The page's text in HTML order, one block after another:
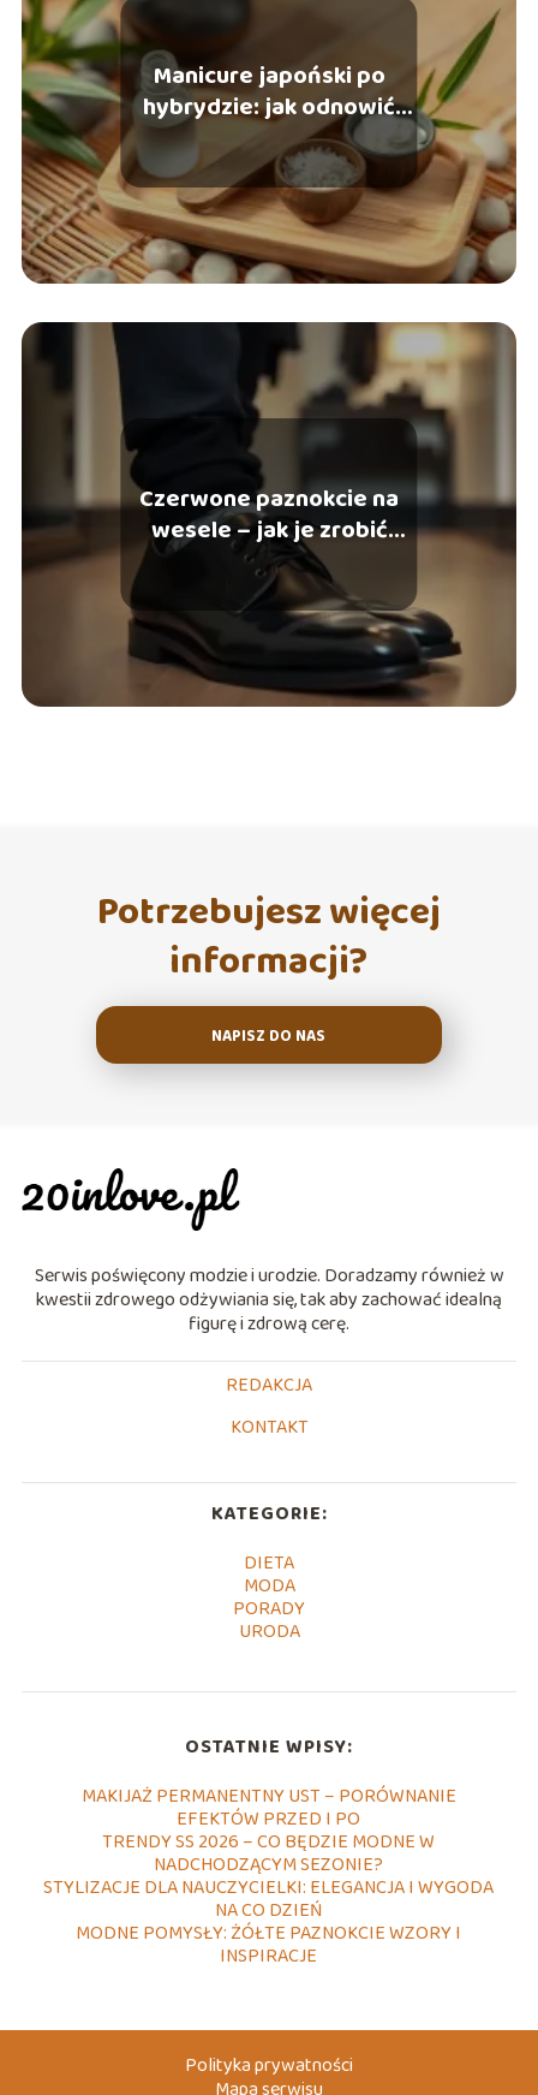
Manicure japoński po
hybrydzie: jak odnowić
zniszczone paznokcie?
Czerwone paznokcie na
wesele – jak je zrobić
samodzielnie
Potrzebujesz więcej
informacji?
NAPISZ DO NAS
Serwis poświęcony modzie i urodzie. Doradzamy również w
kwestii zdrowego odżywiania się, tak aby zachować idealną
figurę i zdrową cerę.
REDAKCJA
KONTAKT
KATEGORIE:
DIETA
MODA
PORADY
URODA
OSTATNIE WPISY:
MAKIJAŻ PERMANENTNY UST – PORÓWNANIE
EFEKTÓW PRZED I PO
TRENDY SS 2026 – CO BĘDZIE MODNE W
NADCHODZĄCYM SEZONIE?
STYLIZACJE DLA NAUCZYCIELKI: ELEGANCJA I WYGODA
NA CO DZIEŃ
MODNE POMYSŁY: ŻÓŁTE PAZNOKCIE WZORY I
INSPIRACJE
Polityka prywatności